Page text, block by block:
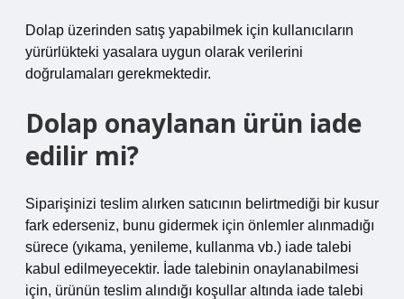
Dolap üzerinden satış yapabilmek için kullanıcıların
yürürlükteki yasalara uygun olarak verilerini
doğrulamaları gerekmektedir.
Dolap onaylanan ürün iade
edilir mi?
Siparişinizi teslim alırken satıcının belirtmediği bir kusur
fark ederseniz, bunu gidermek için önlemler alınmadığı
sürece (yıkama, yenileme, kullanma vb.) iade talebi
kabul edilmeyecektir. İade talebinin onaylanabilmesi
için, ürünün teslim alındığı koşullar altında iade talebi